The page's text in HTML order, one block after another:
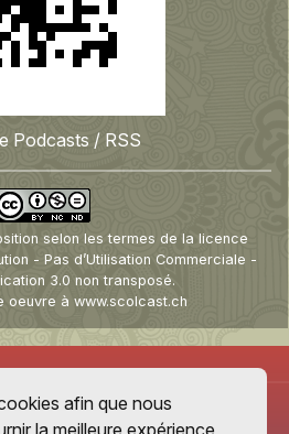
Podcasts / RSS
selon les termes de la licence
- Pas d’Utilisation Commerciale -
3.0 non transposé.
oeuvre à www.scolcast.ch
afin que nous